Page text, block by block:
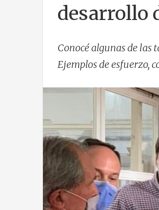
desarrollo
Conocé algunas de las
Ejemplos de esfuerzo,